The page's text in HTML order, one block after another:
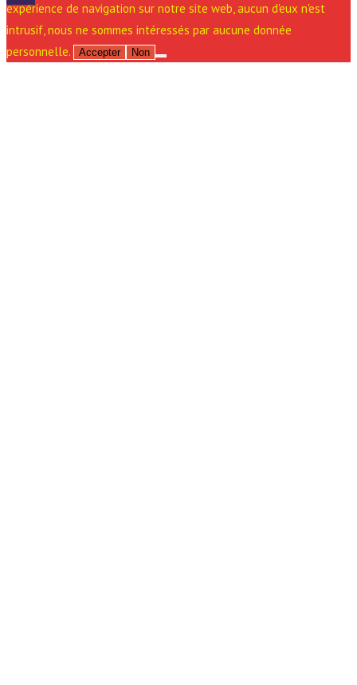
expérience de navigation sur notre site web, aucun d'eux n'est
intrusif, nous ne sommes intéressés par aucune donnée
personnelle.
Accepter Non